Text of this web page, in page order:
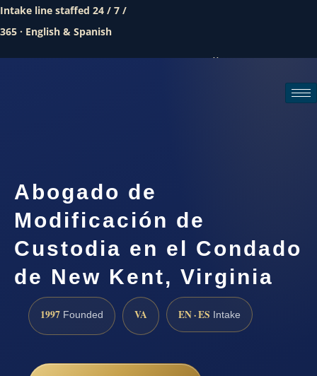
Intake line staffed 24 / 7 /
365 · English & Spanish
Call (888) 437-7747
Abogado de
Modificación de
Custodia en el Condado
de New Kent, Virginia
1997 Founded VA EN · ES Intake